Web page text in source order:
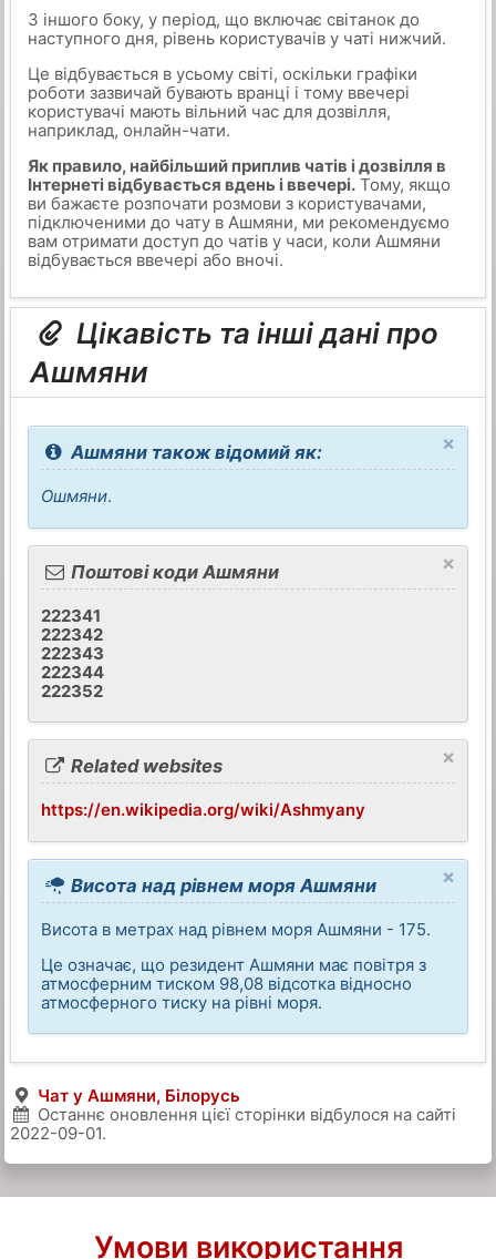
З іншого боку, у період, що включає світанок до
наступного дня, рівень користувачів у чаті нижчий.
Це відбувається в усьому світі, оскільки графіки
роботи зазвичай бувають вранці і тому ввечері
користувачі мають вільний час для дозвілля,
наприклад, онлайн-чати.
Як правило, найбільший приплив чатів і дозвілля в
Інтернеті відбувається вдень і ввечері.Тому, якщо
ви бажаєте розпочати розмови з користувачами,
підключеними до чату в Ашмяни, ми рекомендуємо
вам отримати доступ до чатів у часи, коли Ашмяни
відбувається ввечері або вночі.
Цікавість та інші дані про
Ашмяни
×
Ашмяни також відомий як:
Ошмяни.
×
Поштові коди Ашмяни
222341
222342
222343
222344
222352
×
Related websites
https://en.wikipedia.org/wiki/Ashmyany
×
Висота над рівнем моря Ашмяни
Висота в метрах над рівнем моря Ашмяни - 175.
Це означає, що резидент Ашмяни має повітря з
атмосферним тиском 98,08 відсотка відносно
атмосферного тиску на рівні моря.
Чат у Ашмяни, Білорусь
Останнє оновлення цієї сторінки відбулося на сайті
2022-09-01.
Умови використання